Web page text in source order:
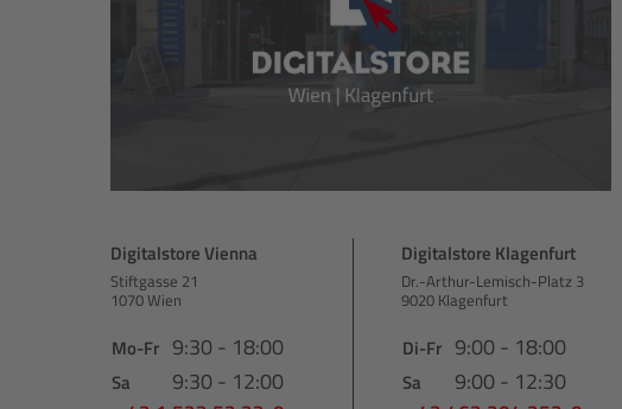
Digitalstore Vienna
Stiftgasse 21
1070 Wien
Mo-Fr 9:30 - 18:00
Sa 9:30 - 12:00
Digitalstore Klagenfurt
Dr.-Arthur-Lemisch-Platz 3
9020 Klagenfurt
Di-Fr 9:00 - 18:00
Sa 9:00 - 12:30